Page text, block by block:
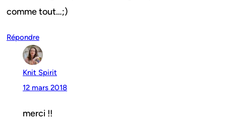
comme tout…;)
Répondre
Knit Spirit
12 mars 2018
merci !!